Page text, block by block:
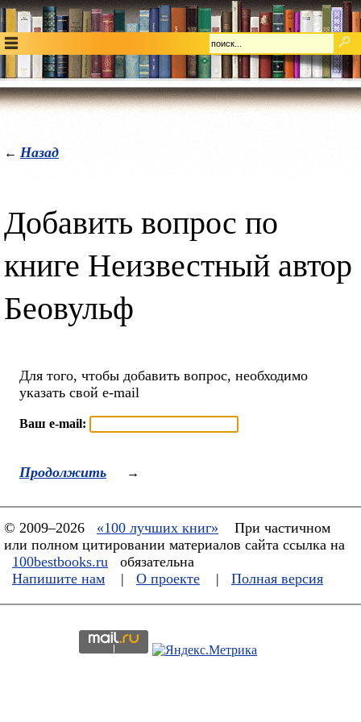
← Назад
Добавить вопрос по
книге Неизвестный автор
Беовульф
Для того, чтобы добавить вопрос, необходимо
указать свой e-mail
Ваш e-mail:
Продолжить →
© 2009–2026 «100 лучших книг»
При частичном
или полном цитировании материалов сайта ссылка на
100bestbooks.ru
обязательна
Напишите нам
| О проекте | Полная версия